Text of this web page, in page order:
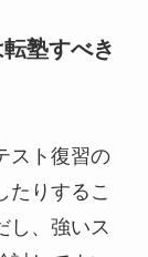
塾すべき
スト復習の
たりするこ
し、強いス